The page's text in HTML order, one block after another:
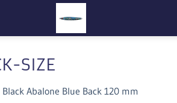
SIZE
Abalone Blue Back 120 mm